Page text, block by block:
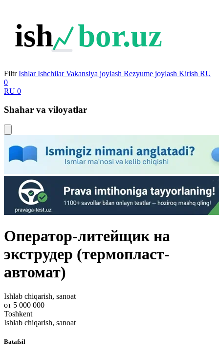
ish bor.uz
Filtr Ishlar Ishchilar Vakansiya joylash Rezyume joylash Kirish RU
0
RU 0
Shahar va viloyatlar
Оператор-литейщик на
экструдер (термопласт-
автомат)
Ishlab chiqarish, sanoat
от 5 000 000
Toshkent
Ishlab chiqarish, sanoat
Batafsil